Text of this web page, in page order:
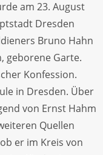
am 23. August
Dresden
Bruno Hahn
geborene Garte.
Konfession.
in Dresden. Über
von Ernst Hahm
Quellen
er im Kreis von